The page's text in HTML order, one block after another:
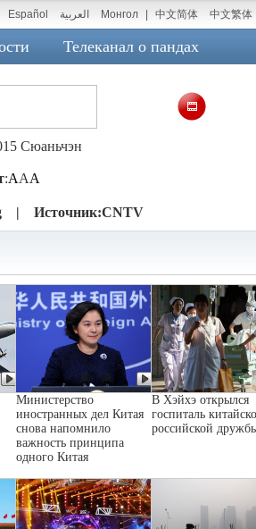
Español العربية Монгол 中文简体 中文繁体
Телеканал о пандах
Сюаньчэн
:AAA
| Источник:CNTV
Министерство
иностранных дел Китая
снова напомнило
важность принципа
одного Китая
В Хэйхэ открылся
госпиталь
российской